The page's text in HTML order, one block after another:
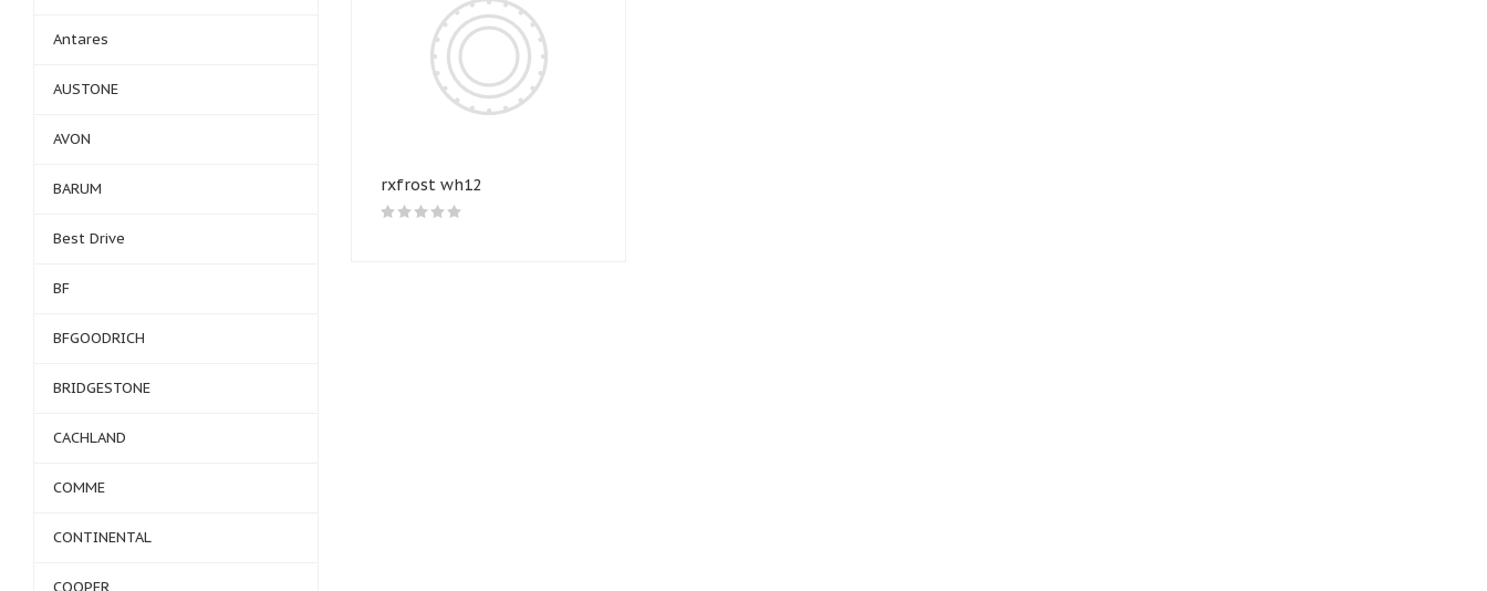
rxfrost wh12
Antares
AUSTONE
AVON
BARUM
Best Drive
BF
BFGOODRICH
BRIDGESTONE
CACHLAND
COMME
CONTINENTAL
COOPER